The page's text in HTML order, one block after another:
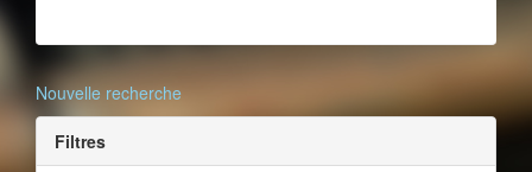
Nouvelle recherche
Filtres